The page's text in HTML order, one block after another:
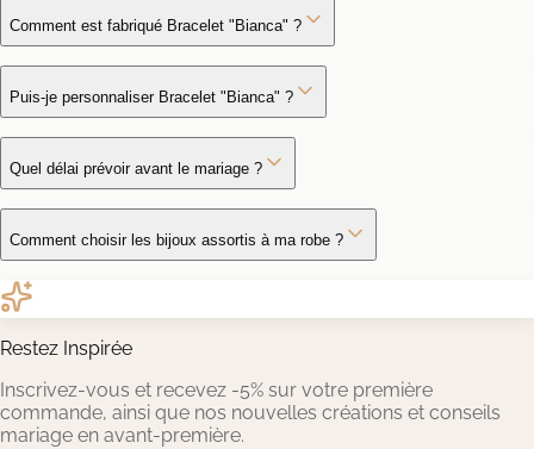
Comment est fabriqué Bracelet "Bianca" ?
Puis-je personnaliser Bracelet "Bianca" ?
Quel délai prévoir avant le mariage ?
Comment choisir les bijoux assortis à ma robe ?
Restez Inspirée
Inscrivez-vous et recevez -5% sur votre première
commande, ainsi que nos nouvelles créations et conseils
mariage en avant-première.